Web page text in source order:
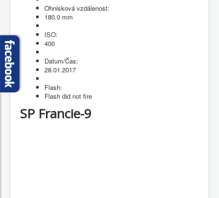
Ohnisková vzdálenost:
180.0 mm
ISO:
400
Datum/Čas:
28.01.2017
Flash:
Flash did not fire
SP Francie-9